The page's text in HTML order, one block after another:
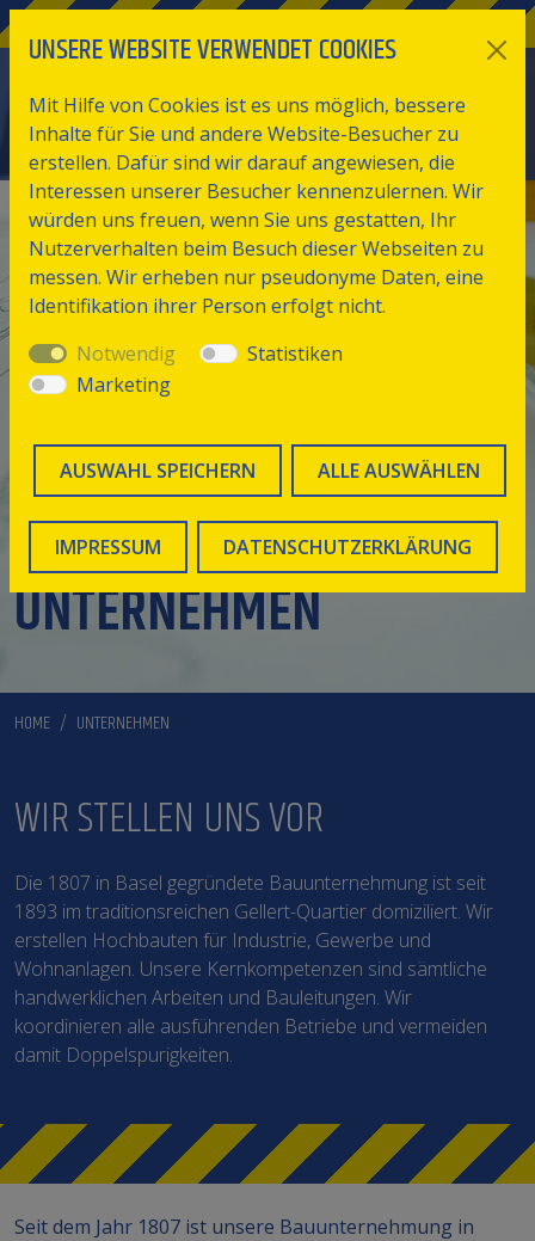
UNTERNEHMEN
HOME UNTERNEHMEN
WIR STELLEN UNS VOR
Die 1807 in Basel gegründete Bauunternehmung ist seit
1893 im traditionsreichen Gellert-Quartier domiziliert. Wir
erstellen Hochbauten für Industrie, Gewerbe und
Wohnanlagen. Unsere Kernkompetenzen sind sämtliche
handwerklichen Arbeiten und Bauleitungen. Wir
koordinieren alle ausführenden Betriebe und vermeiden
damit Doppelspurigkeiten.
Seit dem Jahr 1807 ist unsere Bauunternehmung in
UNSERE WEBSITE VERWENDET COOKIES
Mit Hilfe von Cookies ist es uns möglich, bessere
Inhalte für Sie und andere Website-Besucher zu
erstellen. Dafür sind wir darauf angewiesen, die
Interessen unserer Besucher kennenzulernen. Wir
würden uns freuen, wenn Sie uns gestatten, Ihr
Nutzerverhalten beim Besuch dieser Webseiten zu
messen. Wir erheben nur pseudonyme Daten, eine
Identifikation ihrer Person erfolgt nicht.
Notwendig
Statistiken
Marketing
AUSWAHL SPEICHERN ALLE AUSWÄHLEN
IMPRESSUM DATENSCHUTZERKLÄRUNG